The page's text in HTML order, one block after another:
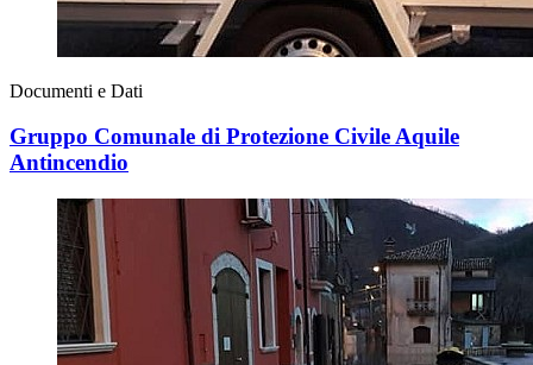
Documenti e Dati
Gruppo Comunale di Protezione Civile Aquile
Antincendio